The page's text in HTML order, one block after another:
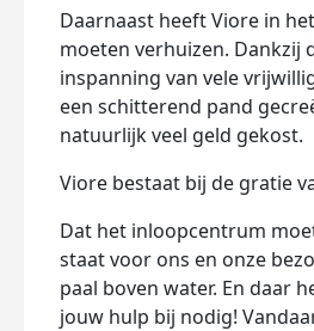
Daarnaast heeft Viore in
moeten verhuizen. Dankzij
inspanning van vele
een schitterend pand
natuurlijk veel geld gekost.
Viore bestaat bij de gratie
Dat het inloopcentrum
staat voor ons en onze
paal boven water. En daar
jouw hulp bij nodig!